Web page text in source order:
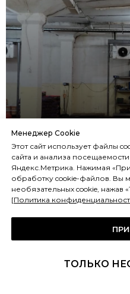
Складской
ь более 1 мВт.
Менеджер Cookie
Этот сайт использует файлы
сайта и анализа
Яндекс.Метрика. Нажимая
обработку cookie-файлов. Вы
необязательных cookie, нажав
[Политика
ТОЛЬКО